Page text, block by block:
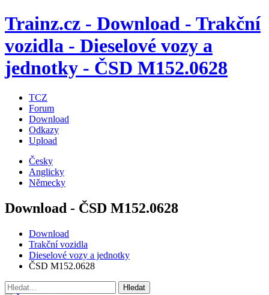
Trainz.cz - Download - Trakční
vozidla - Dieselové vozy a
jednotky - ČSD M152.0628
TCZ
Forum
Download
Odkazy
Upload
Česky
Anglicky
Německy
Download - ČSD M152.0628
Download
Trakční vozidla
Dieselové vozy a jednotky
ČSD M152.0628